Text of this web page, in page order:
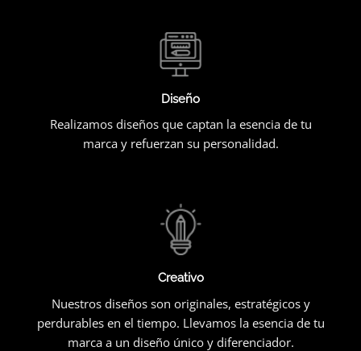
Diseño
Realizamos diseños que captan la esencia de tu
marca y refuerzan su personalidad.
Creativo
Nuestros diseños son originales, estratégicos y
perdurables en el tiempo. Llevamos la esencia de tu
marca a un diseño único y diferenciador.